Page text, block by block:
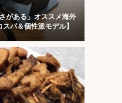
がある」オススメ海外
パ＆個性派モデル】